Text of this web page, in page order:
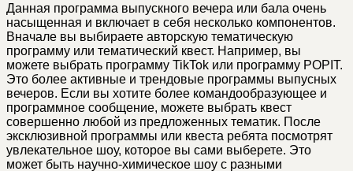
Данная программа выпускного вечера или бала очень
насыщенная и включает в себя несколько компонентов.
Вначале вы выбираете авторскую тематическую
программу или тематический квест. Например, вы
можете выбрать программу TikTok или программу POPIT.
Это более активные и трендовые программы выпусных
вечеров. Если вы хотите более командообразующее и
программное сообщение, можете выбрать квест
совершенно любой из предложенных тематик. После
эксклюзивной программы или квеста ребята посмотрят
увлекательное шоу, которое вы сами выберете. Это
может быть научно-химическое шоу с разными